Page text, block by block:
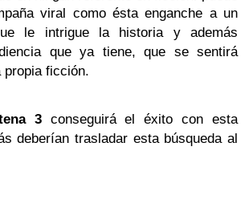
viral como ésta enganche a un
le intrigue la historia y además
que ya tiene, que se sentirá
propia ficción.
3conseguirá el éxito con esta
deberían trasladar esta búsqueda al